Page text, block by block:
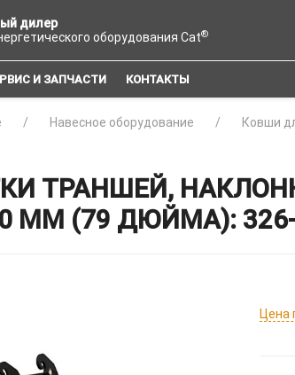
дилер
оборудования Cat®
И ЗАПЧАСТИ КОНТАКТЫ
Навесное оборудование Ковши
ТРАНШЕЙ,
ММ (79 ДЮЙМА):
Цена